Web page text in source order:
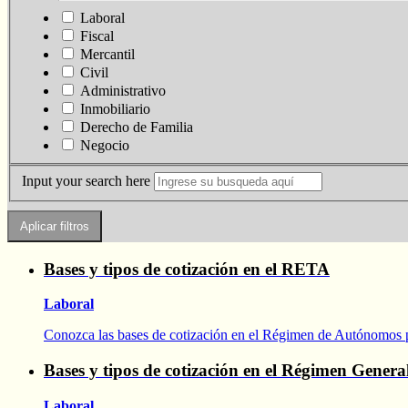
Laboral
Fiscal
Mercantil
Civil
Administrativo
Inmobiliario
Derecho de Familia
Negocio
Input your search here
Bases y tipos de cotización en el RETA
Laboral
Conozca las bases de cotización en el Régimen de Autónomos
Bases y tipos de cotización en el Régimen